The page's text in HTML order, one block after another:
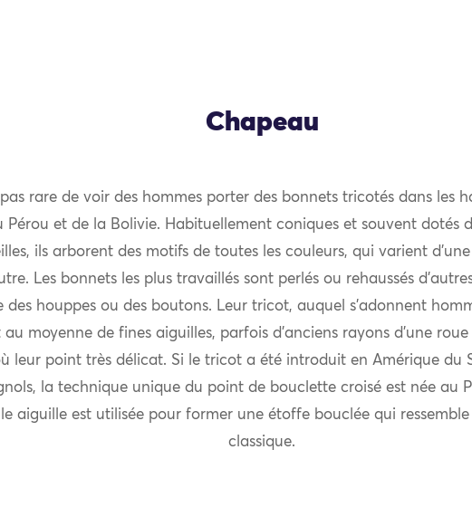
Chapeau
pas rare de voir des hommes porter des bonnets tricotés dans les
Pérou et de la Bolivie. Habituellement coniques et souvent dotés
ils arborent des motifs de toutes les couleurs, qui varient
Les bonnets les plus travaillés sont perlés ou rehaussés
des houppes ou des boutons. Leur tricot, auquel s’adonnent
au moyenne de fines aiguilles, parfois d’anciens rayons d’une
leur point très délicat. Si le tricot a été introduit en Amérique du
la technique unique du point de bouclette croisé est née au
aiguille est utilisée pour former une étoffe bouclée qui
classique.